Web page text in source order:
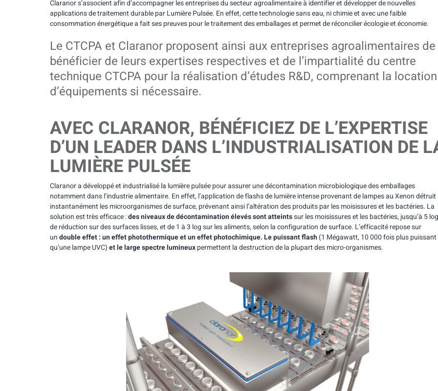
Claranor s’associent afin d’accompagner les entreprises du secteur agroalimentaire à identifier et développer de nouvelles
applications de traitement durable par Lumière Pulsée. En effet, cette technologie sans eau, ni chimie et avec une faible
consommation énergétique a fait ses preuves pour le traitement des emballages et permet de réconcilier écologie et économie.
Le CTCPA et Claranor proposent ainsi aux entreprises agroalimentaires de
bénéficier de leurs expertises respectives et de l’impartialité du centre
technique CTCPA pour la réalisation d’études R&D, comprenant la location
d’équipements si nécessaire.
AVEC CLARANOR, BÉNÉFICIEZ DE L’EXPERTISE
D’UN LEADER DANS L’INDUSTRIALISATION DE
LUMIÈRE PULSÉE
Claranor a développé et industrialisé la lumière pulsée pour assurer une décontamination microbiologique des emballages
notamment dans l’industrie alimentaire. En effet, l’application de flashs de lumière intense provenant de lampes au Xenon détruit
instantanément les microorganismes de surface, prévenant ainsi l’altération des produits par les moisissures et les bactéries. La
solution est très efficace :des niveaux de décontamination élevés sont atteintssur les moisissures et les bactéries, jusqu’à 5 log
de réduction sur des surfaces lisses, et de 1 à 3 log sur les aliments, selon la configuration de surface. L’efficacité repose sur
undouble effet : un effet photothermique et un effet photochimique. Le puissant flash (1 Mégawatt, 10 000 fois plus puissant
qu’une lampe UVC)etle large spectre lumineuxpermettent la destruction de la plupart des micro-organismes.